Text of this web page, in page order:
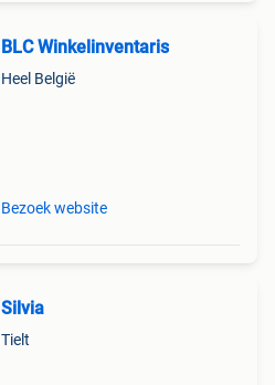
BLC Winkelinventaris
Heel België
Bezoek website
Silvia
Tielt